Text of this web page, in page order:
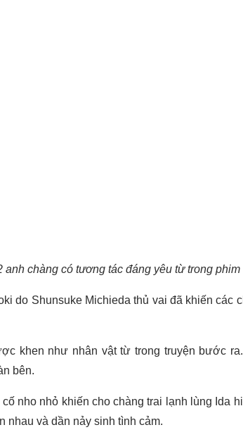
anh chàng có tương tác đáng yêu từ trong
do Shunsuke Michieda thủ vai đã khiến các
khen như nhân vật từ trong truyện bước
bên.
nho nhỏ khiến cho chàng trai lạnh lùng Ida
nhau và dần nảy sinh tình cảm.